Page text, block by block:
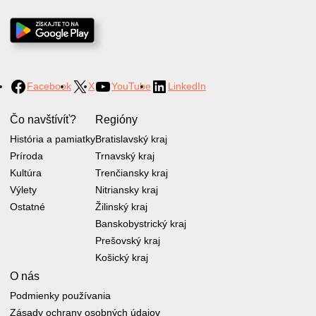
Facebook X YouTube LinkedIn
Čo navštívíť?
História a pamiatky
Príroda
Kultúra
Výlety
Ostatné
Regióny
Bratislavský kraj
Trnavský kraj
Trenčiansky kraj
Nitriansky kraj
Žilinský kraj
Banskobystrický kraj
Prešovský kraj
Košický kraj
O nás
Podmienky používania
Zásady ochrany osobných údajov